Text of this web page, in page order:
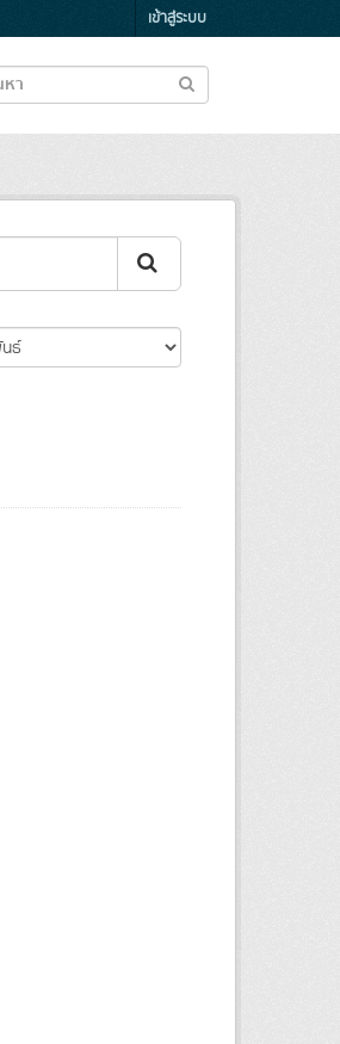
เข้าสู่ระบบ